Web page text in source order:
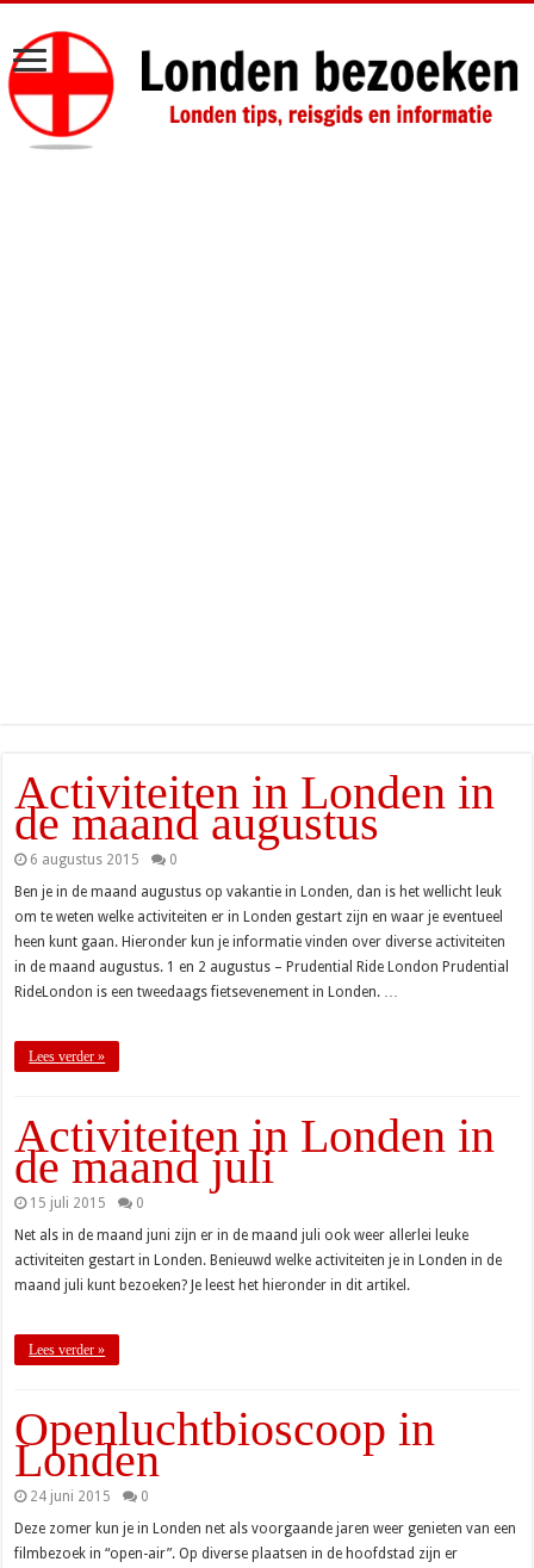
Activiteiten in Londen in
de maand augustus
6 augustus 2015
0
Ben je in de maand augustus op vakantie in Londen, dan is het wellicht leuk
om te weten welke activiteiten er in Londen gestart zijn en waar je eventueel
heen kunt gaan. Hieronder kun je informatie vinden over diverse activiteiten
in de maand augustus. 1 en 2 augustus – Prudential Ride London Prudential
RideLondon is een tweedaags fietsevenement in Londen. …
Lees verder »
Activiteiten in Londen in
de maand juli
15 juli 2015
0
Net als in de maand juni zijn er in de maand juli ook weer allerlei leuke
activiteiten gestart in Londen. Benieuwd welke activiteiten je in Londen in de
maand juli kunt bezoeken? Je leest het hieronder in dit artikel.
Lees verder »
Openluchtbioscoop in
Londen
24 juni 2015
0
Deze zomer kun je in Londen net als voorgaande jaren weer genieten van een
filmbezoek in “open-air”. Op diverse plaatsen in de hoofdstad zijn er